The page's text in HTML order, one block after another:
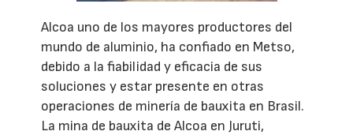
Alcoa uno de los mayores productores del
mundo de aluminio, ha confiado en Metso,
debido a la fiabilidad y eficacia de sus
soluciones y estar presente en otras
operaciones de minería de bauxita en Brasil.
La mina de bauxita de Alcoa en Juruti,